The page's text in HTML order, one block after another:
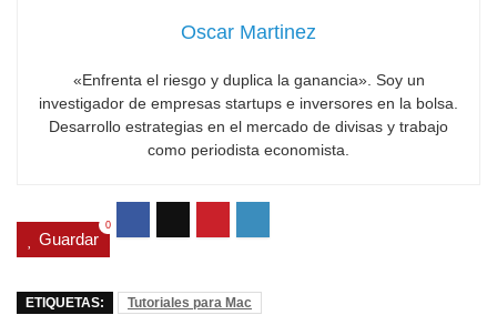
Oscar Martinez
«Enfrenta el riesgo y duplica la ganancia». Soy un
investigador de empresas startups e inversores en la bolsa.
Desarrollo estrategias en el mercado de divisas y trabajo
como periodista economista.
Guardar
0
ETIQUETAS: Tutoriales para Mac